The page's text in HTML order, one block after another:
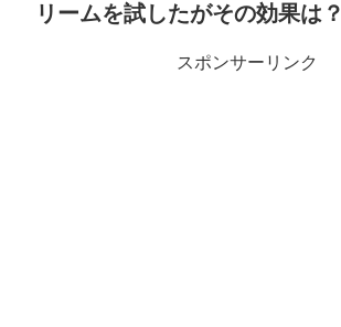
リームを試したがその効果は？
スポンサーリンク